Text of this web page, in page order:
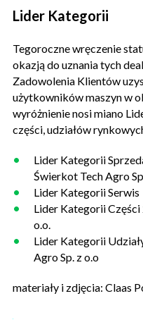
Lider Kategorii
Tegoroczne wręczenie
okazją do uznania tych
Zadowolenia Klientów
użytkowników maszyn w
wyróżnienie nosi miano
części, udziałów
Lider Kategorii
Świerkot Tech Agro
Lider Kategorii
Lider Kategorii
o.o.
Lider Kategorii
Agro Sp. z o.o
materiały i zdjęcia: Claas